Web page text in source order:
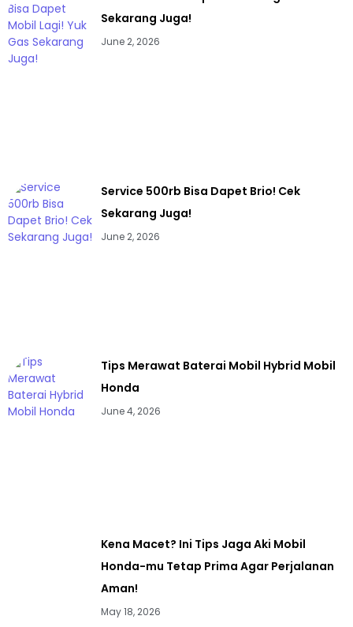
Sekarang Juga!
June 2, 2026
Service 500rb Bisa Dapet Brio! Cek
Sekarang Juga!
June 2, 2026
Tips Merawat Baterai Mobil Hybrid Mobil
Honda
June 4, 2026
Kena Macet? Ini Tips Jaga Aki Mobil
Honda-mu Tetap Prima Agar Perjalanan
Aman!
May 18, 2026